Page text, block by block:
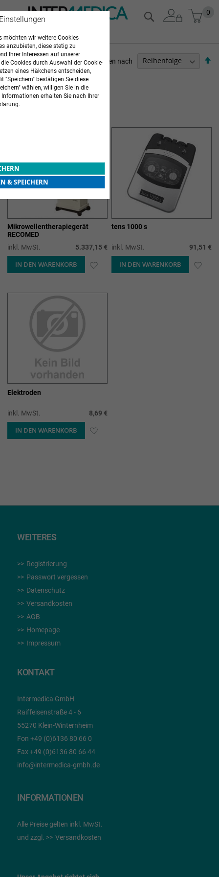
Zum
Inhalt
0
Suche
3Elemente
Sortieren nach
REIZSTROMTHERAPIE
Mikrowellentherapiegerät
RECOMED
inkl. MwSt.
5.337,15 €
IN DEN WARENKORB ZUR
tens 1000 s
inkl. MwSt. 91,51 €
IN DEN WARENKORB ZUR
Elektroden
inkl. MwSt. 8,69 €
IN DEN WARENKORB ZUR
ARZTBEDARF
WEITERES
Registrierung
Passwort vergessen
Datenschutz
Versandkosten
AGB
Homepage
Impressum
KONTAKT
Intermedica GmbH
Raiffeisenstraße 4 - 6
55270 Klein-Winternheim
Fon +49 (0)6136 80 66 0
Fax +49 (0)6136 80 66 44
info@intermedica-gmbh.de
INFORMATIONEN
Alle Preise gelten inkl. MwSt.
und zzgl.
Versandkosten
möchten wir weitere Cookies
anzubieten, diese stetig zu
Ihrer Interessen auf unserer
Cookies durch Auswahl der Cookie-
eines Häkchens entscheiden,
"Speichern" bestätigen Sie diese
wählen, willigen Sie in die
erhalten Sie nach Ihrer
& SPEICHERN